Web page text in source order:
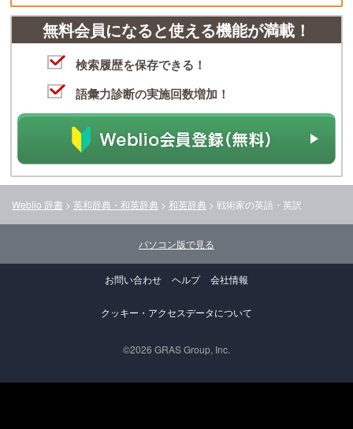
無料会員になると使える機能が満載！
検索履歴を保存できる！
語彙力診断の実施回数増加！
Weblio 辞書 > 英和辞典・和英辞典 > 和英辞典 > 戦術家の英語・英訳
パソコン版で見る
お問い合わせ ヘルプ 会社情報
クッキー・アクセスデータについて
©2026 GRAS Group, Inc.